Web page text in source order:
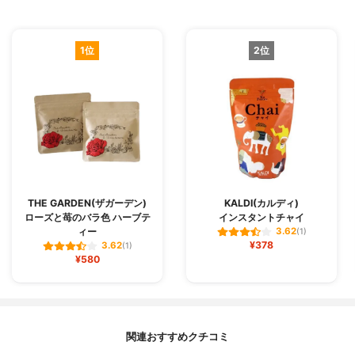
1位
THE GARDEN(ザガーデン)
ローズと苺のバラ色 ハーブテ
ィー
3.62(1)
¥580
2位
KALDI(カルディ)
インスタントチャイ
3.62(1)
¥378
関連おすすめクチコミ